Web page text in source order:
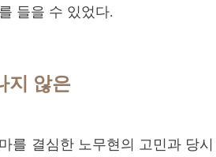
들을 수 있었다.
지 않은
를 결심한 노무현의 고민과 당